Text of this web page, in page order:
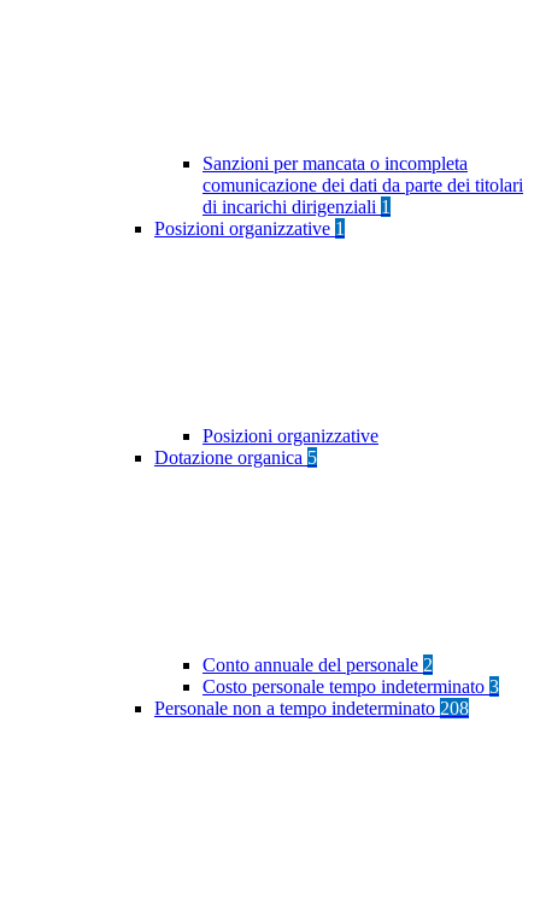
Sanzioni per mancata o incompleta
comunicazione dei dati da parte dei titolari
di incarichi dirigenziali 1
Posizioni organizzative 1
Posizioni organizzative
Dotazione organica 5
Conto annuale del personale 2
Costo personale tempo indeterminato 3
Personale non a tempo indeterminato 208